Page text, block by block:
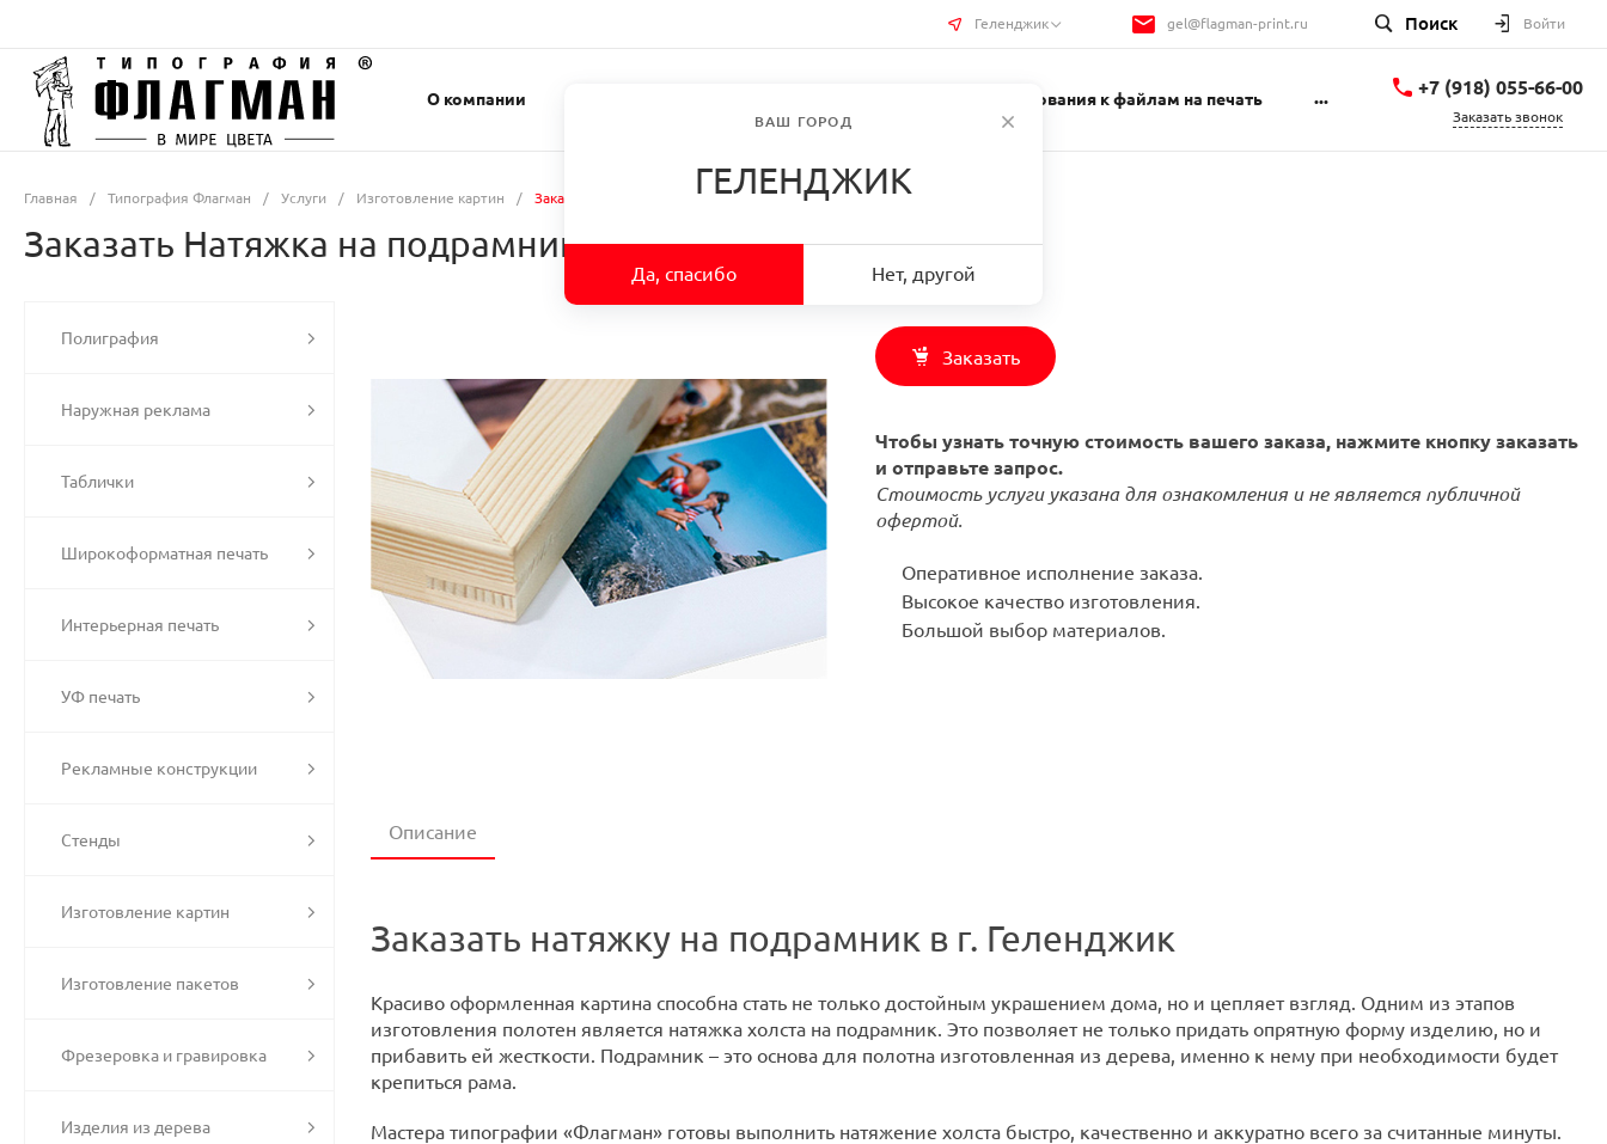
Геленджик gel@flagman-print.ru Поиск Войти
О компании Требования к файлам на печать ... +7 (918) 055-66-00
Заказать звонок
Главная / Типография Флагман / Услуги / Изготовление картин / Заказать Натяжка на подрамник в г. Геленджик
Заказать Натяжка на подрамник в г. Геленджик
Полиграфия
Наружная реклама
Таблички
Широкоформатная печать
Интерьерная печать
УФ печать
Рекламные конструкции
Стенды
Изготовление картин
Изготовление пакетов
Фрезеровка и гравировка
Изделия из дерева
Заказать
Чтобы узнать точную стоимость вашего заказа, нажмите кнопку заказать
и отправьте запрос.
Стоимость услуги указана для ознакомления и не является публичной
офертой.
Оперативное исполнение заказа.
Высокое качество изготовления.
Большой выбор материалов.
Описание
Заказать натяжку на подрамник в г. Геленджик
Красиво оформленная картина способна стать не только достойным украшением дома, но и цепляет взгляд. Одним из этапов
изготовления полотен является натяжка холста на подрамник. Это позволяет не только придать опрятную форму изделию, но и
прибавить ей жесткости. Подрамник – это основа для полотна изготовленная из дерева, именно к нему при необходимости будет
крепиться рама.
Мастера типографии «Флагман» готовы выполнить натяжение холста быстро, качественно и аккуратно всего за считанные минуты.
ВАШ ГОРОД
ГЕЛЕНДЖИК
Да, спасибо Нет, другой